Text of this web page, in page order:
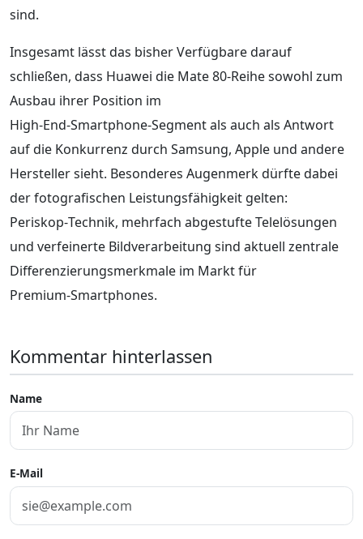
sind.
Insgesamt lässt das bisher Verfügbare darauf
schließen, dass Huawei die Mate 80‑Reihe sowohl zum
Ausbau ihrer Position im
High‑End‑Smartphone‑Segment als auch als Antwort
auf die Konkurrenz durch Samsung, Apple und andere
Hersteller sieht. Besonderes Augenmerk dürfte dabei
der fotografischen Leistungsfähigkeit gelten:
Periskop‑Technik, mehrfach abgestufte Telelösungen
und verfeinerte Bildverarbeitung sind aktuell zentrale
Differenzierungsmerkmale im Markt für
Premium‑Smartphones.
Kommentar hinterlassen
Name
E-Mail